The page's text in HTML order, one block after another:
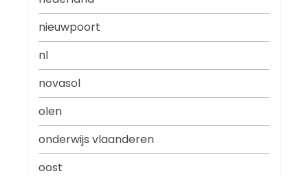
nieuwpoort
nl
novasol
olen
onderwijs vlaanderen
oost